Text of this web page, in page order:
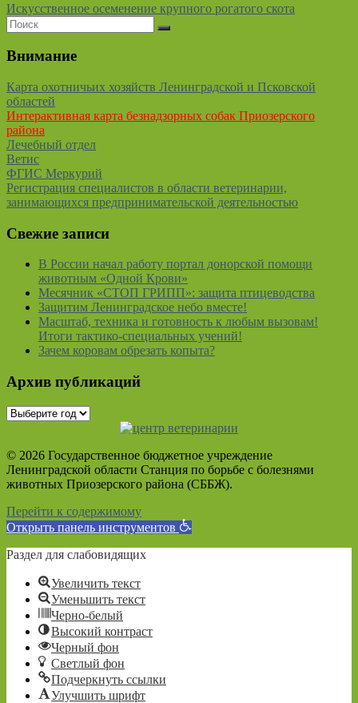
Искусственное осеменение крупного рогатого скота
Внимание
Карта охотничьих хозяйств Ленинградской и Псковской
областей
Интерактивная карта безнадзорных собак Приозерского
района
Лечебный отдел
Ветис
ФГИС Меркурий
Регистрация специалистов в области ветеринарии,
занимающихся предпринимательской деятельностью
Свежие записи
В России начал работу портал донорской помощи
животным «Одной Крови»
Месячник «СТОП ГРИПП»: защита птицеводства
Защитим Ленинградское небо вместе!
Масштаб, техника и готовность к любым вызовам!
Итоги тактико-специальных учений!
Зачем коровам обрезать копыта?
Архив публикаций
© 2026 Государственное бюджетное учреждение
Ленинградской области Станция по борьбе с болезнями
животных Приозерского района (СББЖ).
Перейти к содержимому
Открыть панель инструментов
Раздел для слабовидящих
Увеличить текст
Уменьшить текст
Черно-белый
Высокий контраст
Черный фон
Светлый фон
Подчеркнуть ссылки
Улучшить шрифт